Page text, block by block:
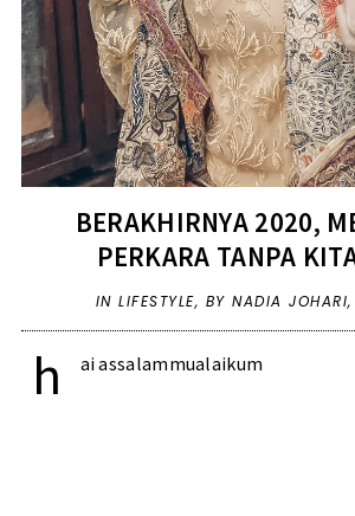
BERAKHIRNYA 2020,
PERKARA TANPA
INLIFESTYLE, BY NADIA
h ai assalammualaikum